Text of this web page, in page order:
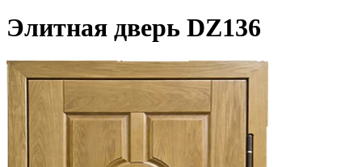
Элитная дверь DZ136